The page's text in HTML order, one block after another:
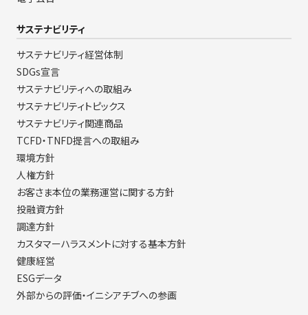
サステナビリティ
サステナビリティ経営体制
SDGs宣言
サステナビリティへの取組み
サステナビリティトピックス
サステナビリティ関連商品
TCFD・TNFD提言への取組み
環境方針
人権方針
お客さま本位の業務運営に関する方針
投融資方針
調達方針
カスタマーハラスメントに対する基本方針
健康経営
ESGデータ
外部からの評価・イニシアチブへの参画